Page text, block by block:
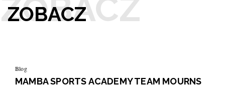
ZOBACZ
Blog
MAMBA SPORTS ACADEMY TEAM MOURNS